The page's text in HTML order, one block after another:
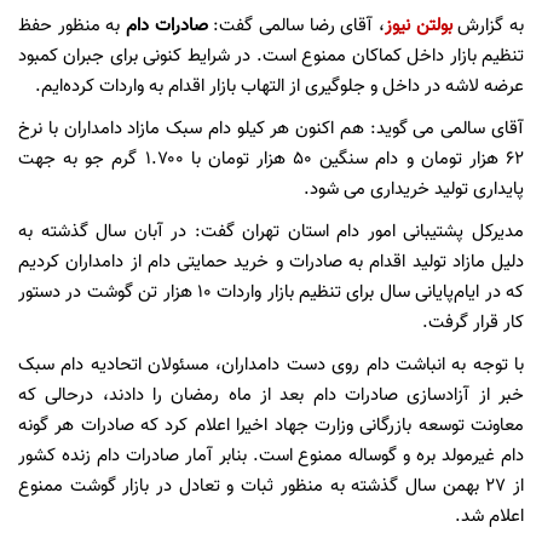
به گزارشبولتن نیوز، آقای رضا سالمی گفت: صادرات دام به منظور حفظ
تنظیم بازار داخل کماکان ممنوع است. در شرایط کنونی برای جبران کمبود
عرضه لاشه در داخل و جلوگیری از التهاب بازار اقدام به واردات کرده‌ایم.
آقای سالمی می گوید: هم اکنون هر کیلو دام سبک مازاد دامداران با نرخ
۶۲ هزار تومان و دام سنگین ۵۰ هزار تومان با ۱.۷۰۰ گرم جو به جهت
پایداری تولید خریداری می شود.
مدیرکل پشتیبانی امور دام استان تهران گفت: در آبان سال گذشته به
دلیل مازاد تولید اقدام به صادرات و خرید حمایتی دام از دامداران کردیم
که در ایام‌پایانی سال برای تنظیم بازار واردات ۱۰ هزار تن گوشت در دستور
کار قرار گرفت.
با توجه به انباشت دام روی دست دامداران،‌ مسئولان اتحادیه دام سبک
خبر از آزادسازی صادرات دام بعد از ماه رمضان را دادند، درحالی که
معاونت توسعه بازرگانی وزارت جهاد اخیرا اعلام کرد که صادرات هر گونه
دام غیرمولد بره و گوساله ممنوع است. بنابر آمار صادرات دام زنده کشور
از ۲۷ بهمن سال گذشته به منظور ثبات و تعادل در بازار گوشت ممنوع
اعلام شد.